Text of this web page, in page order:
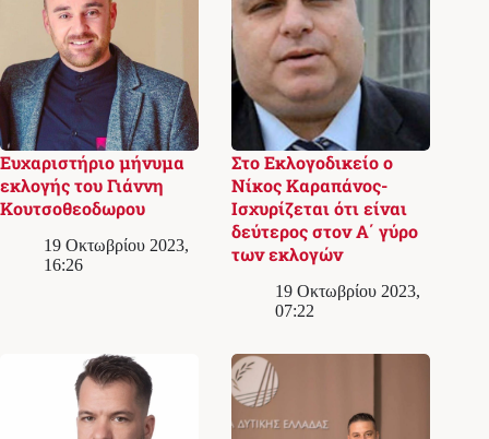
Ευχαριστήριο μήνυμα
εκλογής του Γιάννη
Κουτσοθεοδωρου
19 Οκτωβρίου 2023,
16:26
Στο Εκλογoδικείο ο
Νίκος Καραπάνος-
Ισχυρίζεται ότι είναι
δεύτερος στον Α΄ γύρο
των εκλογών
19 Οκτωβρίου 2023,
07:22